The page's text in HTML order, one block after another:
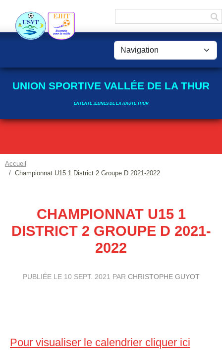
UNION SPORTIVE VALLÉE DE LA THUR
ENTENTE JEUNES DE LA HAUTE THUR
Accueil
Championnat U15 1 District 2 Groupe D 2021-2022
CHAMPIONNAT U15 1
DISTRICT 2 GROUPE D 2021-
2022
PUBLIÉE LE 10 SEPT. 2021 PAR CHRISTOPHE GUYOT
Pour visualiser le calendrier cliquer ici